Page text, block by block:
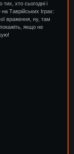
тих, хто сьогодні і
Таврійських Іграх:
враження, ну, там
якщо не